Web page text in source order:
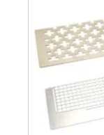
på
varesiden